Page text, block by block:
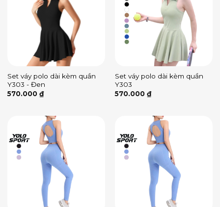
Set váy polo dài kèm quần
Y303 - Đen
570.000 ₫
Set váy polo dài kèm quần
Y303
570.000 ₫